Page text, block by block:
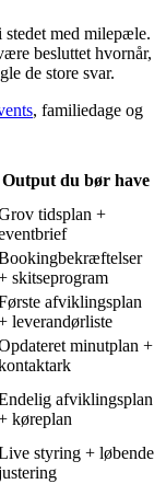
stedet med milepæle.
besluttet hvornår,
de store svar.
, familiedage og
Output du bør have
tidsplan +
skitseprogram
afviklingsplan
leverandørliste
minutplan +
afviklingsplan
køreplan
styring + løbende